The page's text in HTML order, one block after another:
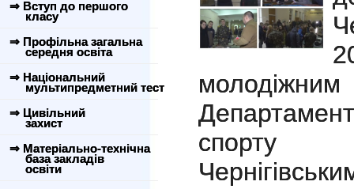
⇒ Вступ до першого
класу
⇒ Профільна загальна
середня освіта
⇒ Національний
мультипредметний тест
⇒ Цивільний
захист
⇒ Матеріально-технічна
база закладів
освіти
спорту